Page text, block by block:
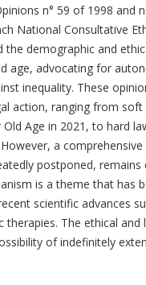
n° 59 of 1998 and
National Consultative
the demographic and
age, advocating for
inequality. These
action, ranging from soft
Age in 2021, to hard
a
postponed, remains
is a theme that has
scientific advances
therapies. The ethical and
of indefinitely